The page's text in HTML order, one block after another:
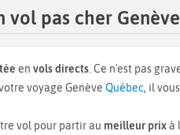
pas cher
en vols directs. Ce n'est pas
voyage Genève Québec, il
vol pour partir au meilleur prixà